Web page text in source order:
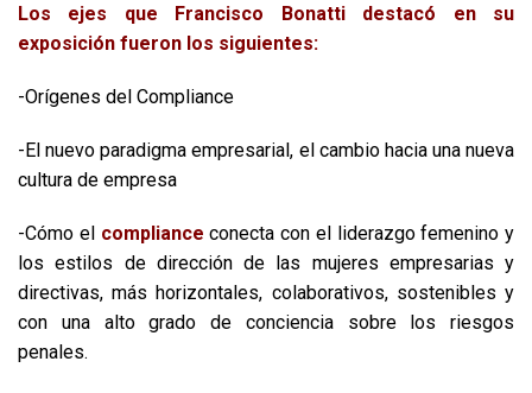
Los ejes que Francisco Bonatti destacó en su
exposición fueron los siguientes:
-Orígenes del Compliance
-El nuevo paradigma empresarial, el cambio hacia una nueva
cultura de empresa
-Cómo el complianceconecta con el liderazgo femenino y
los estilos de dirección de las mujeres empresarias y
directivas, más horizontales, colaborativos, sostenibles y
con una alto grado de conciencia sobre los riesgos
penales.